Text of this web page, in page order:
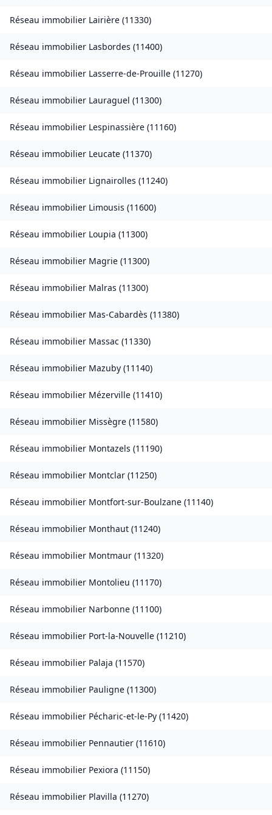
Réseau immobilier Lairière (11330)
Réseau immobilier Lasbordes (11400)
Réseau immobilier Lasserre-de-Prouille (11270)
Réseau immobilier Lauraguel (11300)
Réseau immobilier Lespinassière (11160)
Réseau immobilier Leucate (11370)
Réseau immobilier Lignairolles (11240)
Réseau immobilier Limousis (11600)
Réseau immobilier Loupia (11300)
Réseau immobilier Magrie (11300)
Réseau immobilier Malras (11300)
Réseau immobilier Mas-Cabardès (11380)
Réseau immobilier Massac (11330)
Réseau immobilier Mazuby (11140)
Réseau immobilier Mézerville (11410)
Réseau immobilier Missègre (11580)
Réseau immobilier Montazels (11190)
Réseau immobilier Montclar (11250)
Réseau immobilier Montfort-sur-Boulzane (11140)
Réseau immobilier Monthaut (11240)
Réseau immobilier Montmaur (11320)
Réseau immobilier Montolieu (11170)
Réseau immobilier Narbonne (11100)
Réseau immobilier Port-la-Nouvelle (11210)
Réseau immobilier Palaja (11570)
Réseau immobilier Pauligne (11300)
Réseau immobilier Pécharic-et-le-Py (11420)
Réseau immobilier Pennautier (11610)
Réseau immobilier Pexiora (11150)
Réseau immobilier Plavilla (11270)